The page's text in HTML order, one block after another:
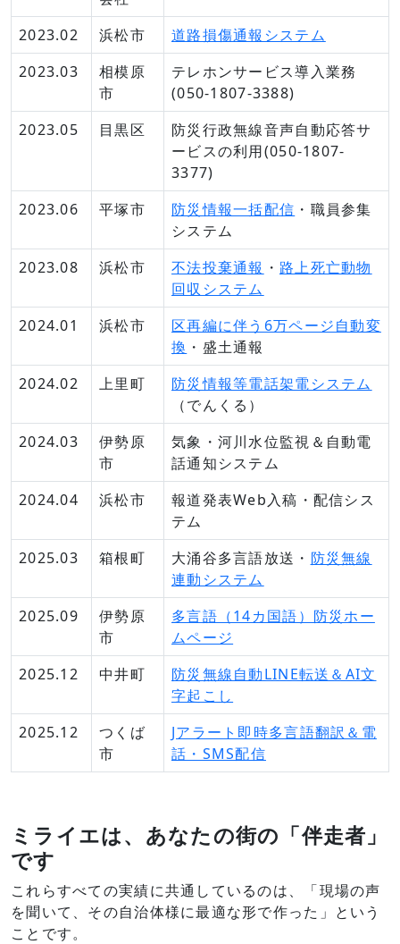
2023.02
浜松市
道路損傷通報システム
2023.03
相模原
市
テレホンサービス導入業務
(050-1807-3388)
2023.05
目黒区
防災行政無線音声自動応答サ
ービスの利用(050-1807-
3377)
2023.06
平塚市 防災情報一括配信 ・職員参集
システム
2023.08
浜松市 不法投棄通報 ・ 路上死亡動物
回収システム
2024.01
浜松市
区再編に伴う6万ページ自動変
換 ・盛土通報
2024.02
上里町
防災情報等電話架電システム
（でんくる）
2024.03
伊勢原
市
気象・河川水位監視＆自動電
話通知システム
2024.04
浜松市
報道発表Web入稿・配信シス
テム
2025.03
箱根町 大涌谷多言語放送・ 防災無線
連動システム
2025.09
伊勢原
市
多言語（14カ国語）防災ホー
ムページ
2025.12
中井町
防災無線自動LINE転送＆AI文
字起こし
2025.12
つくば
市
Jアラート即時多言語翻訳＆電
話・SMS配信
ミライエは、あなたの街の「伴走者」
です
これらすべての実績に共通しているのは、「現場の声
を聞いて、その自治体様に最適な形で作った」という
ことです。